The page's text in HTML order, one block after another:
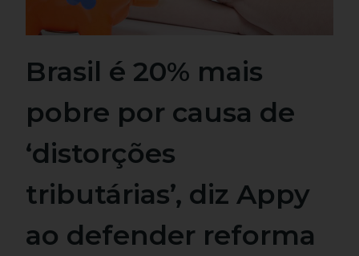
Brasil é 20% mais
pobre por causa de
‘distorções
tributárias’, diz Appy
ao defender reforma